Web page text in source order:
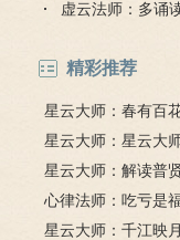
虚云法师：多诵
精彩推荐
星云大师：春有百
有月，夏有凉风冬有
若无闲事挂心头，便
间好时节。
星云大师：星云大
《心经》
星云大师：解读普
萨十大愿王（附普贤
品全文）
心律法师：吃亏是
星云大师：千江映月